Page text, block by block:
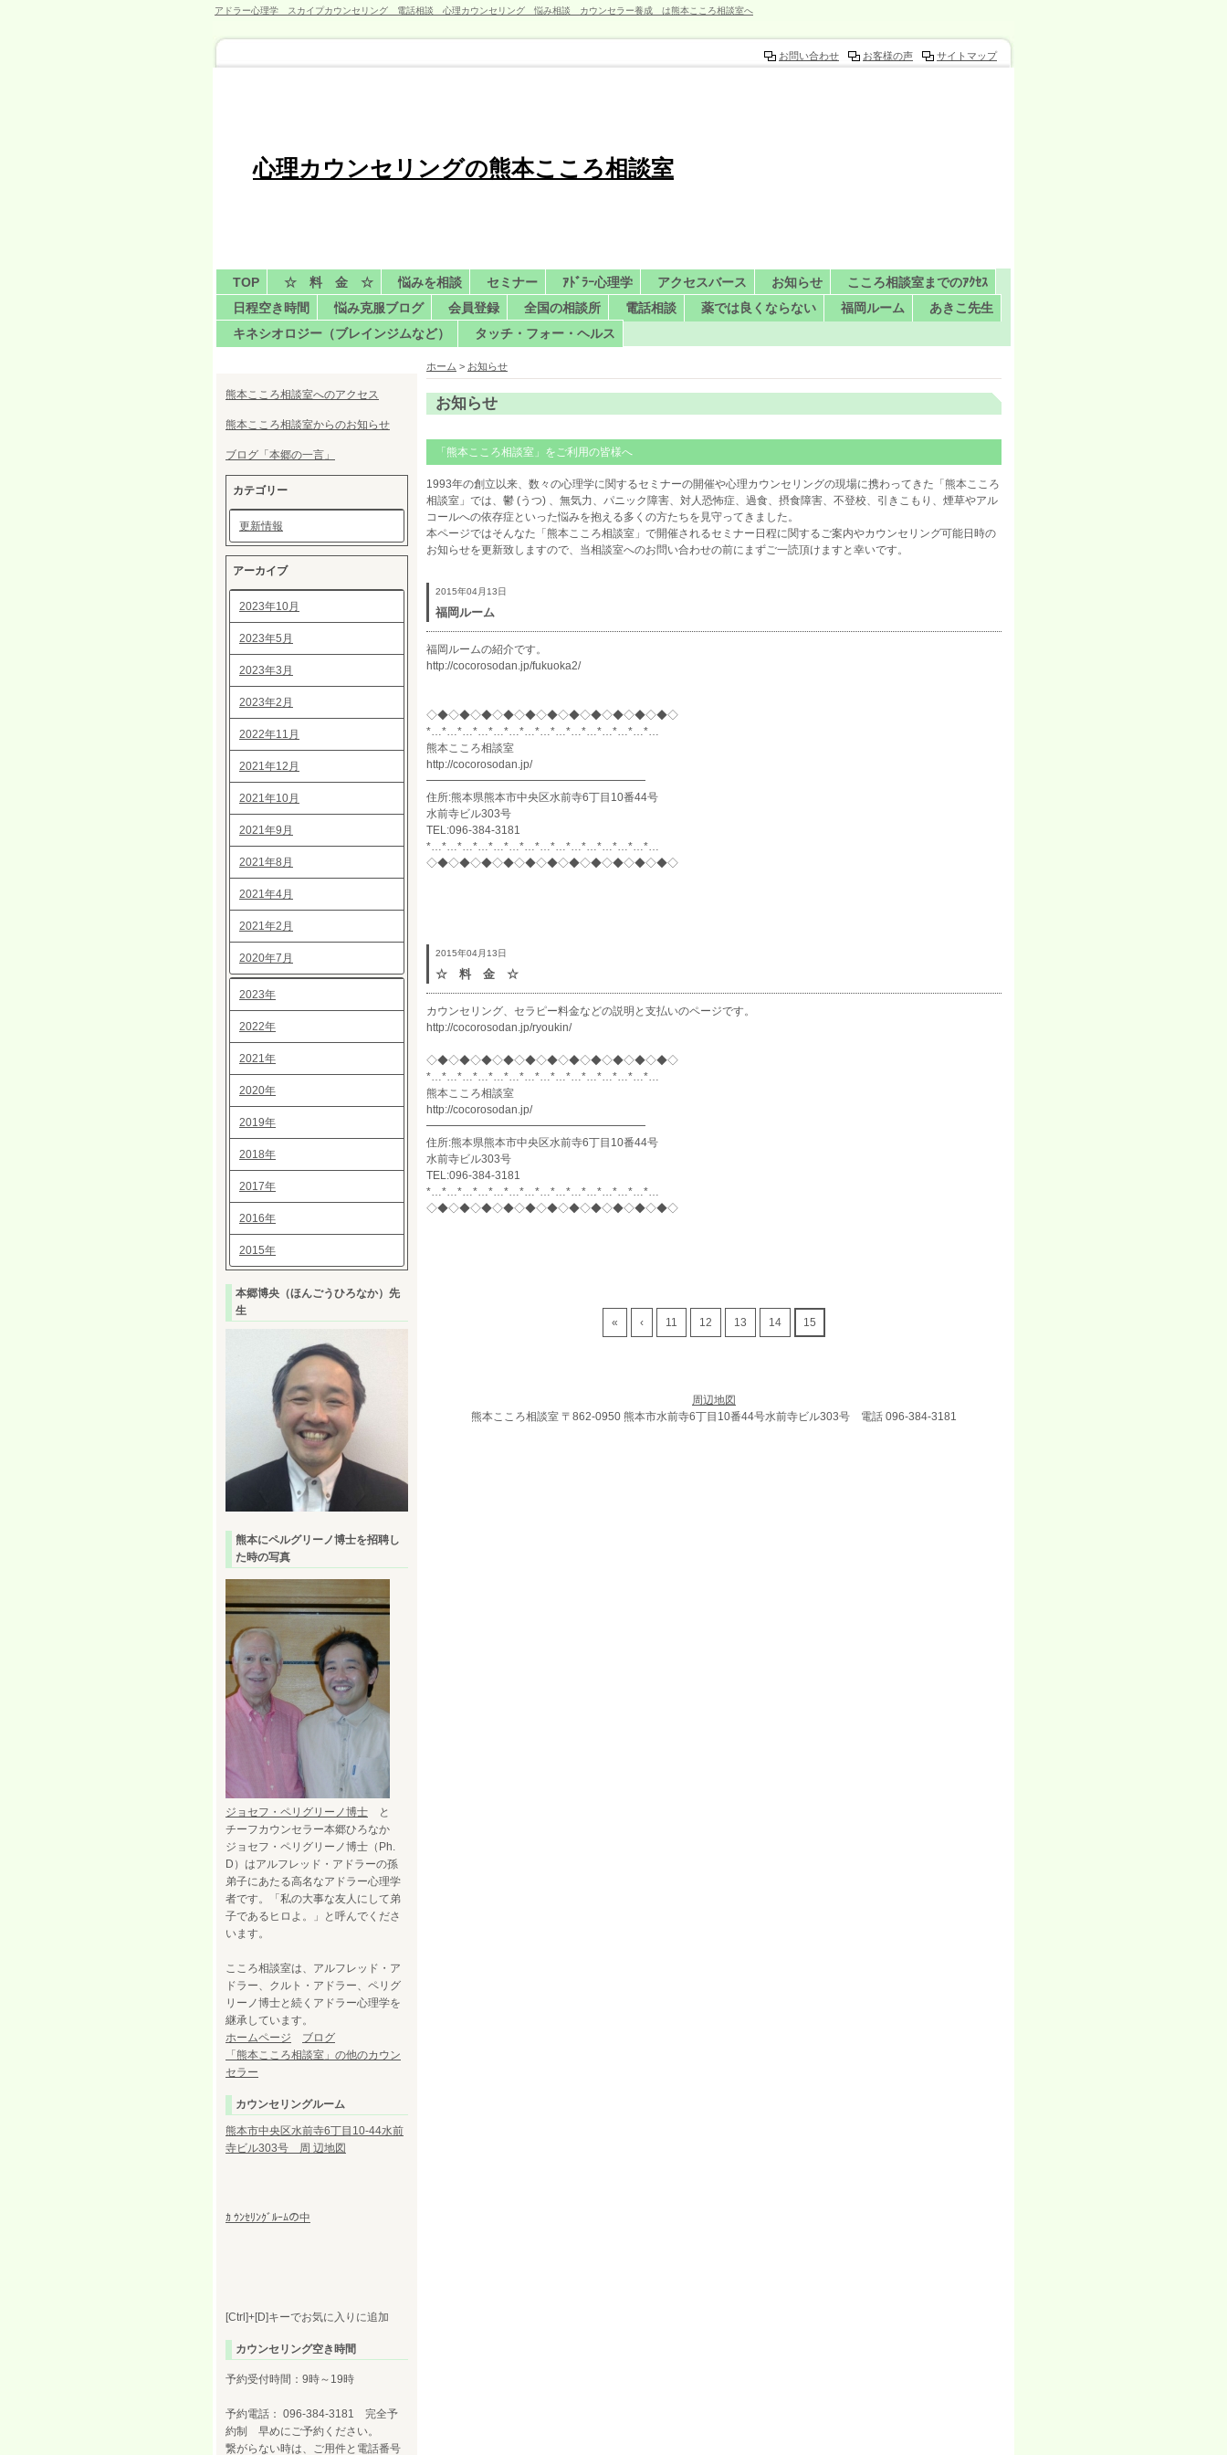
アドラー心理学 スカイプカウンセリング 電話相談 心理カウンセリング 悩み相談 カウンセラー養成 は熊本こころ相談室へ
お問い合わせ お客様の声 サイトマップ
心理カウンセリングの熊本こころ相談室
TOP ☆ 料 金 ☆ 悩みを相談 セミナー ｱﾄﾞﾗｰ心理学 アクセスバース お知らせ
こころ相談室までのｱｸｾｽ
日程空き時間
悩み克服ブログ 会員登録 全国の相談所 電話相談 薬では良くならない 福岡ルーム
あきこ先生
キネシオロジー（ブレインジムなど）
タッチ・フォー・ヘルス
熊本こころ相談室へのアクセス
熊本こころ相談室からのお知らせ
ブログ「本郷の一言」
カテゴリー
更新情報
アーカイブ
2023年10月
2023年5月
2023年3月
2023年2月
2022年11月
2021年12月
2021年10月
2021年9月
2021年8月
2021年4月
2021年2月
2020年7月
2023年
2022年
2021年
2020年
2019年
2018年
2017年
2016年
2015年
本郷博央（ほんごうひろなか）先
生
熊本にペルグリーノ博士を招聘し
た時の写真
ジョセフ・ペリグリーノ博士 と
チーフカウンセラー本郷ひろなか
ジョセフ・ペリグリーノ博士（Ph.
D）はアルフレッド・アドラーの孫
弟子にあたる高名なアドラー心理学
者です。「私の大事な友人にして弟
子であるヒロよ。」と呼んでくださ
います。
こころ相談室は、アルフレッド・ア
ドラー、クルト・アドラー、ペリグ
リーノ博士と続くアドラー心理学を
継承しています。
ホームページ
ブログ
「熊本こころ相談室」の他のカウン
セラー
カウンセリングルーム
熊本市中央区水前寺6丁目10-44水前
寺ビル303号 周 辺地図
ｶ ｳﾝｾﾘﾝｸﾞﾙｰﾑの中
[Ctrl]+[D]キーでお気に入りに追加
カウンセリング空き時間
予約受付時間：9時～19時
予約電話： 096-384-3181 完全予
約制 早めにご予約ください。
繋がらない時は、ご用件と電話番号
ホーム > お知らせ
お知らせ
「熊本こころ相談室」をご利用の皆様へ
1993年の創立以来、数々の心理学に関するセミナーの開催や心理カウンセリングの現場に携わってきた「熊本こころ
相談室」では、鬱 (うつ) 、無気力、パニック障害、対人恐怖症、過食、摂食障害、不登校、引きこもり、煙草やアル
コールへの依存症といった悩みを抱える多くの方たちを見守ってきました。
本ページではそんなた「熊本こころ相談室」で開催されるセミナー日程に関するご案内やカウンセリング可能日時の
お知らせを更新致しますので、当相談室へのお問い合わせの前にまずご一読頂けますと幸いです。
2015年04月13日
福岡ルーム
福岡ルームの紹介です。
http://cocorosodan.jp/fukuoka2/
◇◆◇◆◇◆◇◆◇◆◇◆◇◆◇◆◇◆◇◆◇◆◇
*…*…*…*…*…*…*…*…*…*…*…*…*…*…*…
熊本こころ相談室
http://cocorosodan.jp/
━━━━━━━━━━━━━━━━━━━━
住所:熊本県熊本市中央区水前寺6丁目10番44号
水前寺ビル303号
TEL:096-384-3181
*…*…*…*…*…*…*…*…*…*…*…*…*…*…*…
◇◆◇◆◇◆◇◆◇◆◇◆◇◆◇◆◇◆◇◆◇◆◇
2015年04月13日
☆ 料 金 ☆
カウンセリング、セラピー料金などの説明と支払いのページです。
http://cocorosodan.jp/ryoukin/
◇◆◇◆◇◆◇◆◇◆◇◆◇◆◇◆◇◆◇◆◇◆◇
*…*…*…*…*…*…*…*…*…*…*…*…*…*…*…
熊本こころ相談室
http://cocorosodan.jp/
━━━━━━━━━━━━━━━━━━━━
住所:熊本県熊本市中央区水前寺6丁目10番44号
水前寺ビル303号
TEL:096-384-3181
*…*…*…*…*…*…*…*…*…*…*…*…*…*…*…
◇◆◇◆◇◆◇◆◇◆◇◆◇◆◇◆◇◆◇◆◇◆◇
« ‹ 11 12 13 14 15
周辺地図
熊本こころ相談室 〒862-0950 熊本市水前寺6丁目10番44号水前寺ビル303号 電話 096-384-3181